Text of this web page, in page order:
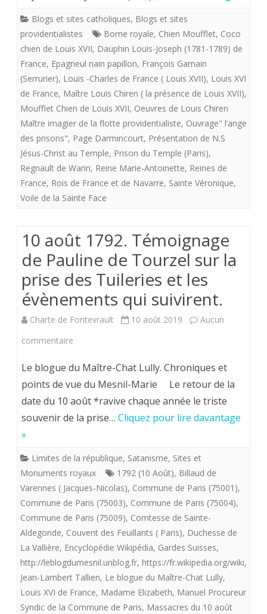
«
flotte
providentialiste”
offre
aux
royalistes
“La
de
XVII”
Blogs et sites catholiques, Blogs et sites
providentialistes
Borne royale, Chien Moufflet, Coco
chien de Louis XVII, Dauphin Louis-Joseph (1781-1789) de
France, Epagneul nain papillon, François Gamain
(Serrurier), Louis -Charles de France ( Louis XVII), Louis XVI
de France, Maître Louis Chiren ( la présence de Louis XVII),
Moufflet Chien de Louis XVII, Oeuvres de Louis Chiren
Maître imagier de la flotte providentialiste, Ouvrage" l’ange
des prisons", Page Darmincourt, Présentation de N.S
Jésus-Christ au Temple, Prison du Temple (Paris),
Regnault de Warin, Reine Marie-Antoinette, Reines de
France, Rois de France et de Navarre, Sainte Véronique,
Voile de la Sainte Face
10 août 1792. Témoignage
de Pauline de Tourzel sur la
prise des Tuileries et les
évènements qui suivirent.
Charte de Fontevrault 10 août 2019
Aucun
commentaire
août
1792.
Témoignage
Pauline
de
Tourzel
la
des
Tuileries
Le blogue du Maître-Chat Lully. Chroniques et
points de vue du Mesnil-Marie Le retour de la
date du 10 août *ravive chaque année le triste
souvenir de la prise… Cliquez pour lire davantage
»
Limites de la république, Satanisme, Sites et
Monuments royaux
1792 (10 Août), Billaud de
Varennes ( Jacques-Nicolas), Commune de Paris (75001),
Commune de Paris (75003), Commune de Paris (75004),
Commune de Paris (75009), Comtesse de Sainte-
Aldegonde, Couvent des Feuillants ( Paris), Duchesse de
La Vallière, Encyclopédie Wikipédia, Gardes Suisses,
http://leblogdumesnil.unblog.fr, https://fr.wikipedia.org/wiki,
Jean-Lambert Tallien, Le blogue du Maître-Chat Lully,
Louis XVI de France, Madame Elizabeth, Manuel Procureur
Syndic de la Commune de Paris, Massacres du 10 août